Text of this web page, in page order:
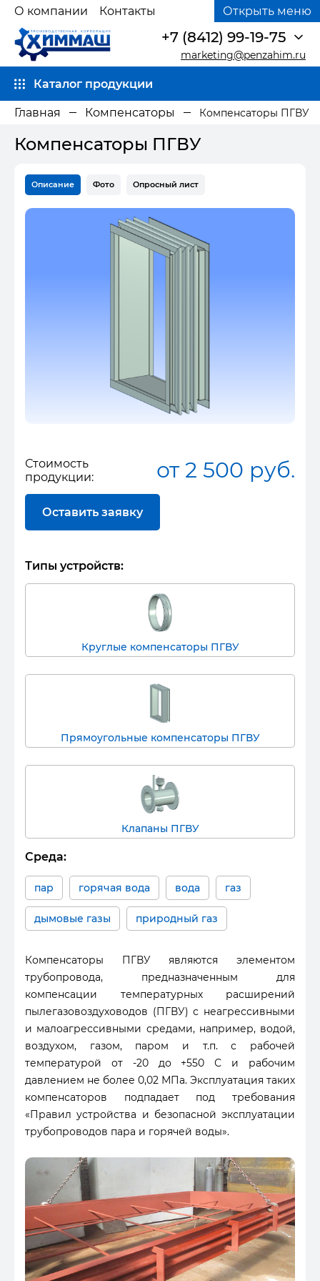
О компании Контакты Открыть меню
Каталог продукции
marketing@penzahim.ru
+7 (8412) 99-19-75
Главная Компенсаторы Компенсаторы ПГВУ
Компенсаторы ПГВУ
Описание Фото Опросный лист
Стоимость
продукции:
от 2 500 руб.
Оставить заявку
Типы устройств:
Круглые компенсаторы ПГВУ
Прямоугольные компенсаторы ПГВУ
Клапаны ПГВУ
Среда:
пар горячая вода вода газ
дымовые газы природный газ
Компенсаторы ПГВУ являются элементом
трубопровода, предназначенным для
компенсации температурных расширений
пылегазовоздуховодов (ПГВУ) с неагрессивными
и малоагрессивными средами, например, водой,
воздухом, газом, паром и т.п. с рабочей
температурой от -20 до +550 С и рабочим
давлением не более 0,02 МПа. Эксплуатация таких
компенсаторов подпадает под требования
«Правил устройства и безопасной эксплуатации
трубопроводов пара и горячей воды».